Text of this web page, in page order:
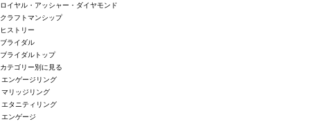
ロイヤル・アッシャー・ダイヤモンド
クラフトマンシップ
ヒストリー
ブライダル
ブライダルトップ
カテゴリー別に見る
エンゲージリング
マリッジリング
エタニティリング
エンゲージ